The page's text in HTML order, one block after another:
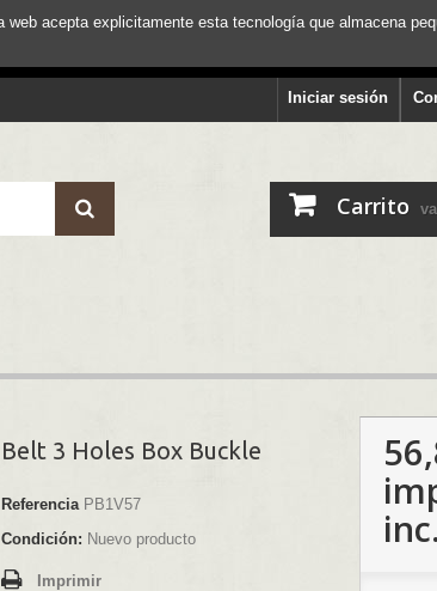
Iniciar sesión
Carrito
acepta explicitamente esta tecnología que almacena
Belt 3 Holes Box Buckle
Referencia PB1V57
Condición: Nuevo producto
Imprimir
inc.